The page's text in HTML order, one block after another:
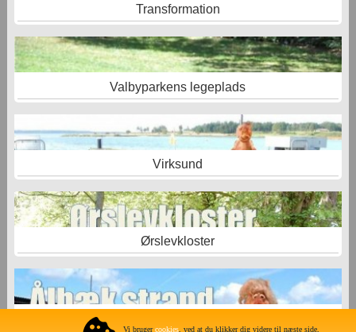
Transformation
Valbyparkens legeplads
Virksund
Ørslevkloster
Vi brugercookies , ved at du klikker dig videre til næste side,